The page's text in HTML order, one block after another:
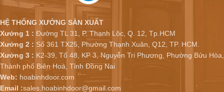
HỆ THỐNG XƯỞNG SẢN XUẤT
Xưởng 1 : Đường TL 31, P. Thạnh Lộc, Q. 12, Tp.HCM
Xưởng 2 : Số 361 TX25, Phường Thạnh Xuân, Q12, TP. HCM.
Xưởng 3 : K2-39, Tổ 48, KP 3, Nguyễn Tri Phương, Phường Bửu Hòa,
Thành phố Biên Hoà, Tỉnh Đồng Nai
Web: hoabinhdoor.com
Email :sales.hoabinhdoor@gmail.com